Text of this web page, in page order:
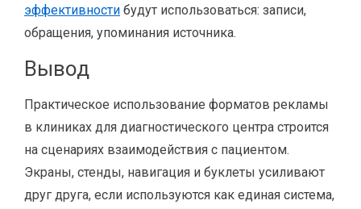
эффективности будут использоваться: записи,
обращения, упоминания источника.
Вывод
Практическое использование форматов рекламы
в клиниках для диагностического центра строится
на сценариях взаимодействия с пациентом.
Экраны, стенды, навигация и буклеты усиливают
друг друга, если используются как единая система,